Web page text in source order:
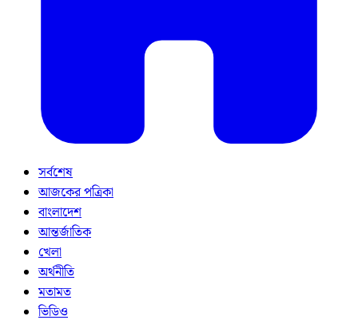
সর্বশেষ
আজকের পত্রিকা
বাংলাদেশ
আন্তর্জাতিক
খেলা
অর্থনীতি
মতামত
ভিডিও